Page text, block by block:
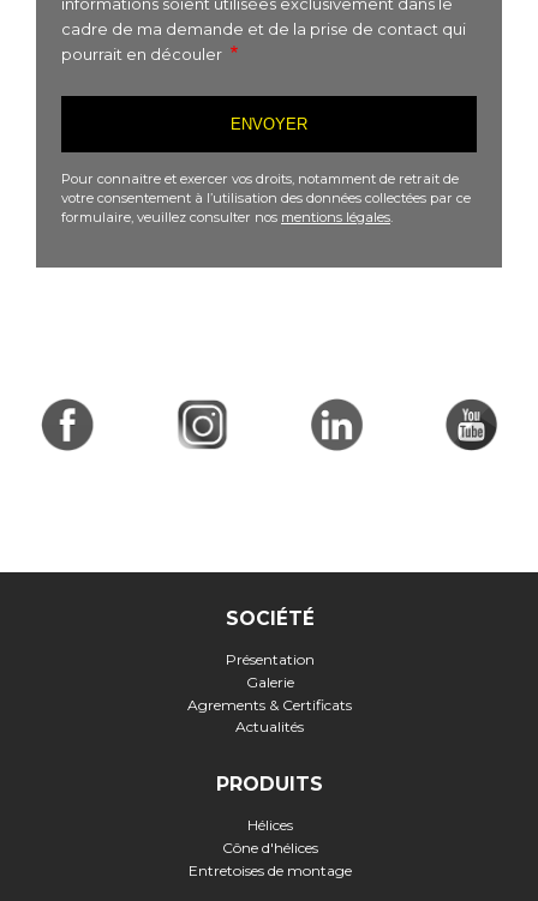
cadre de ma demande et de la prise de contact qui
pourrait en découler
Pour connaitre et exercer vos droits, notamment de retrait de
votre consentement à l’utilisation des données collectées par ce
formulaire, veuillez consulter nos mentions légales
SOCIÉTÉ
Présentation
Galerie
Agrements & Certificats
Actualités
PRODUITS
Hélices
Cône d'hélices
Entretoises de montage